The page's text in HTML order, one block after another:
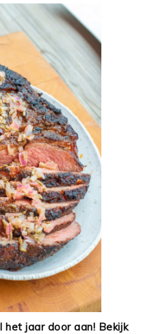
jaar door aan! Bekijk